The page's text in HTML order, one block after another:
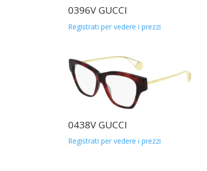
0396V GUCCI
Registrati per vedere i prezzi
0438V GUCCI
Registrati per vedere i prezzi